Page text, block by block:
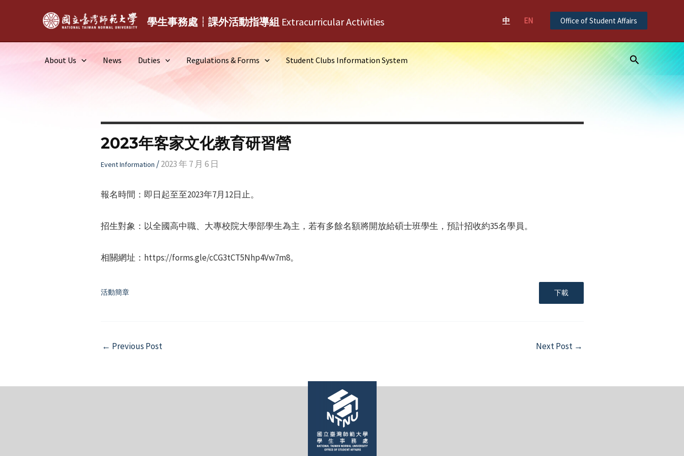
學生事務處┆課外活動指導組 Extracurricular Activities 中 EN Office of Student Affairs
About Us News Duties Regulations & Forms Student Clubs Information System Search
2023年客家文化教育研習營
Event Information /2023 年 7 月 6 日
報名時間：即日起至至2023年7月12日止。
招生對象：以全國高中職、大專校院大學部學生為主，若有多餘名額將開放給碩士班學生，預計招收約35名學員。
相關網址：https://forms.gle/cCG3tCT5Nhp4Vw7m8。
活動簡章 下載
Post
← Previous Post Next Post →